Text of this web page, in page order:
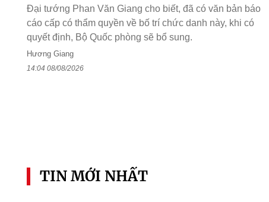
Đại tướng Phan Văn Giang cho biết, đã có văn bản báo
cáo cấp có thẩm quyền về bố trí chức danh này, khi có
quyết định, Bộ Quốc phòng sẽ bổ sung.
Hương Giang
14:04 08/08/2026
TIN MỚI NHẤT